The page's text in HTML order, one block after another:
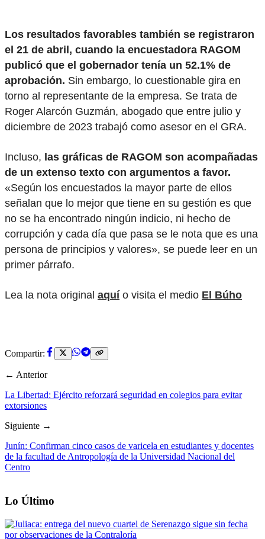
Los resultados favorables también se registraron
el 21 de abril, cuando la encuestadora RAGOM
publicó que el gobernador tenía un 52.1% de
aprobación. Sin embargo, lo cuestionable gira en
torno al representante de la empresa. Se trata de
Roger Alarcón Guzmán, abogado que entre julio y
diciembre de 2023 trabajó como asesor en el GRA.
Incluso, las gráficas de RAGOM son acompañadas
de un extenso texto con argumentos a favor.
«Según los encuestados la mayor parte de ellos
señalan que lo mejor que tiene en su gestión es que
no se ha encontrado ningún indicio, ni hecho de
corrupción y cada día que pasa se le nota que es una
persona de principios y valores», se puede leer en un
primer párrafo.
Lea la nota original aquío visita el medio El Búho
Compartir:
← Anterior
La Libertad: Ejército reforzará seguridad en colegios para evitar
extorsiones
Siguiente →
Junín: Confirman cinco casos de varicela en estudiantes y docentes
de la facultad de Antropología de la Universidad Nacional del
Centro
Lo Último